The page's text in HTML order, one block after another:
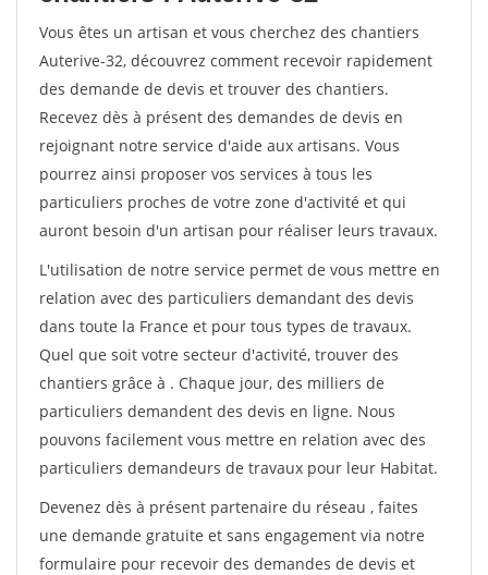
Vous êtes un artisan et vous cherchez des chantiers
Auterive-32, découvrez comment recevoir rapidement
des demande de devis et trouver des chantiers.
Recevez dès à présent des demandes de devis en
rejoignant notre service d'aide aux artisans. Vous
pourrez ainsi proposer vos services à tous les
particuliers proches de votre zone d'activité et qui
auront besoin d'un artisan pour réaliser leurs travaux.
L'utilisation de notre service permet de vous mettre en
relation avec des particuliers demandant des devis
dans toute la France et pour tous types de travaux.
Quel que soit votre secteur d'activité, trouver des
chantiers grâce à . Chaque jour, des milliers de
particuliers demandent des devis en ligne. Nous
pouvons facilement vous mettre en relation avec des
particuliers demandeurs de travaux pour leur Habitat.
Devenez dès à présent partenaire du réseau , faites
une demande gratuite et sans engagement via notre
formulaire pour recevoir des demandes de devis et